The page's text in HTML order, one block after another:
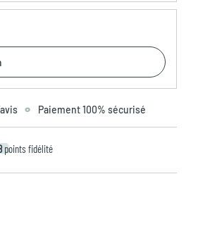
Paiement 100% sécurisé
points fidélité